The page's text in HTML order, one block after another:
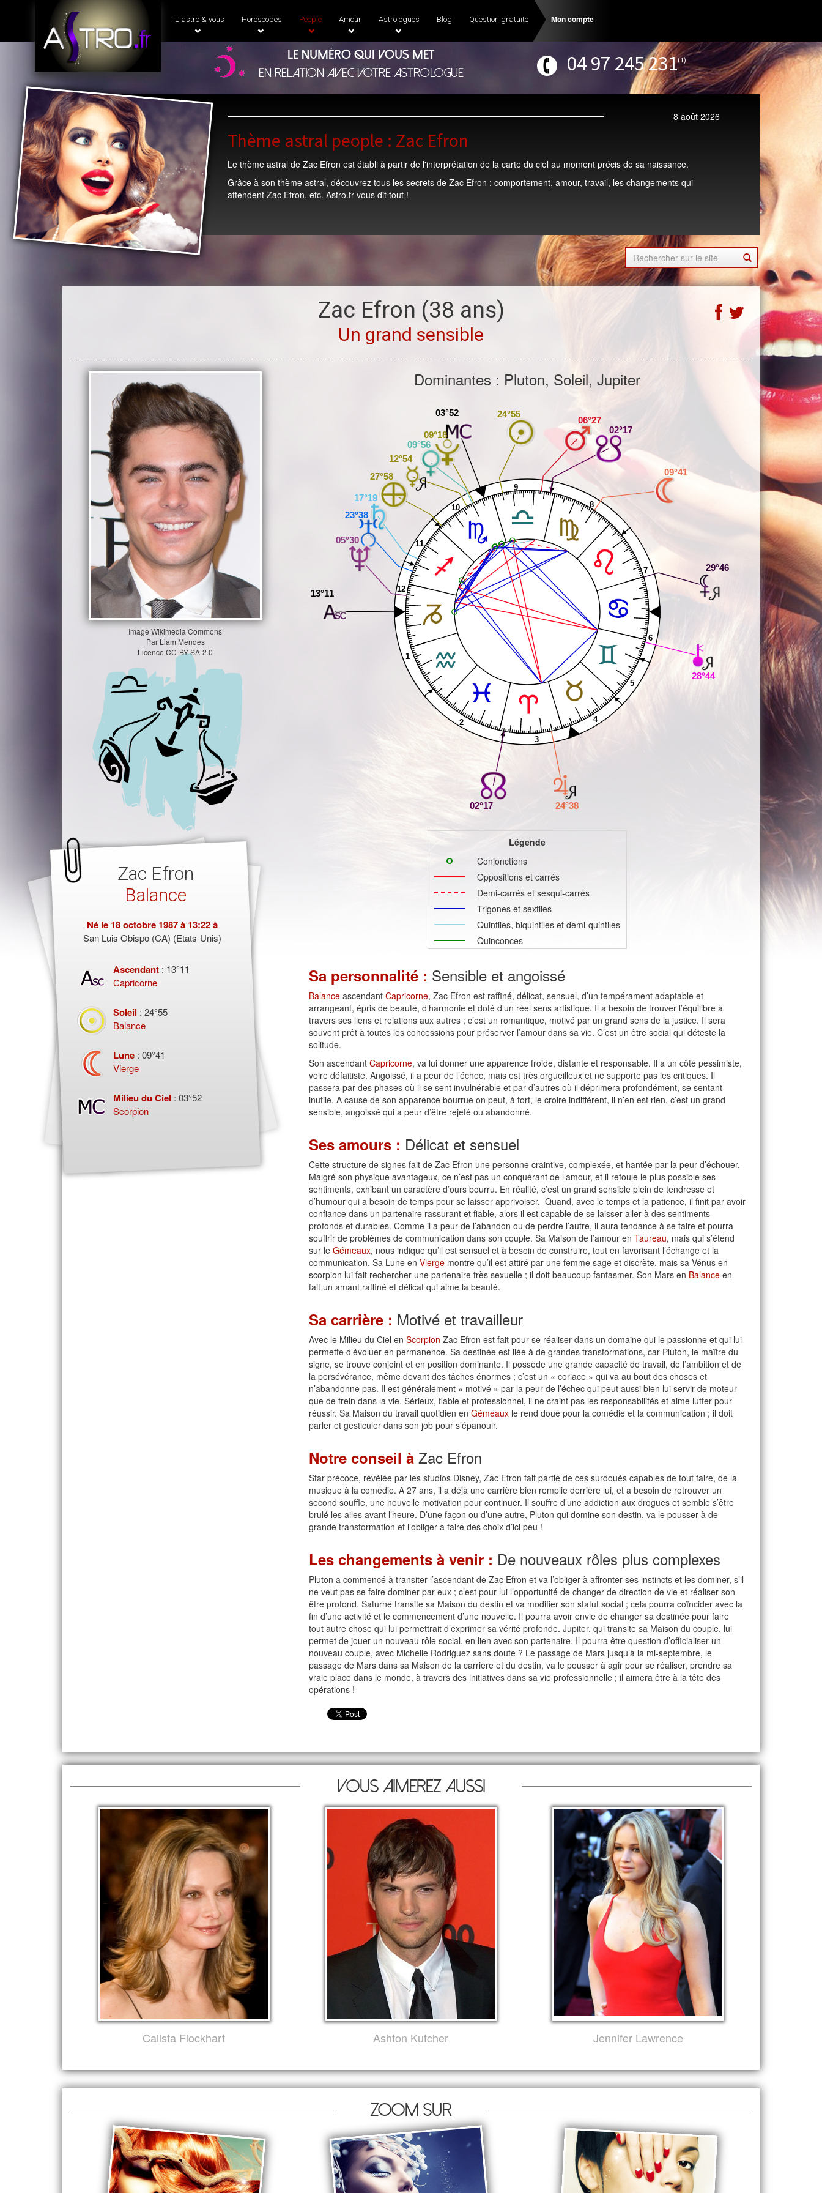
L'astro & vous Horoscopes People Amour Astrologues Blog Question gratuite Mon compte
Le numéro qui vous met
en relation avec votre astrologue
04 97 245 231(1)
8 août 2026
Thème astral people : Zac Efron
Le thème astral de Zac Efron est établi à partir de l'interprétation de la carte du ciel au moment précis de sa naissance.
Grâce à son thème astral, découvrez tous les secrets de Zac Efron : comportement, amour, travail, les changements qui
attendent Zac Efron, etc. Astro.fr vous dit tout !
Zac Efron (38 ans)
Un grand sensible
Image Wikimedia Commons
Par Liam Mendes
Licence CC-BY-SA-2.0
Zac Efron
Balance
Né le 18 octobre 1987à 13:22 à
San Luis Obispo (CA) (Etats-Unis)
Ascendant : 13°11
Capricorne
Soleil : 24°55
Balance
Lune : 09°41
Vierge
Milieu du Ciel : 03°52
Scorpion
Dominantes : Pluton, Soleil, Jupiter
1
2
3
4
5
6
7
8
9
10
11
12
13°11
02°17 24°38
28°44
29°46
09°41
02°17
06°27
24°55
03°52
09°18
09°56
12°54
27°58
17°19
23°38
05°30
Légende
Conjonctions
Oppositions et carrés
Demi-carrés et sesqui-carrés
Trigones et sextiles
Quintiles, biquintiles et demi-quintiles
Quinconces
Sa personnalité : Sensible et angoissé
Balanceascendant Capricorne, Zac Efron est raffiné, délicat, sensuel, d’un tempérament adaptable et
arrangeant, épris de beauté, d’harmonie et doté d’un réel sens artistique. Il a besoin de trouver l’équilibre à
travers ses liens et relations aux autres ; c’est un romantique, motivé par un grand sens de la justice. Il sera
souvent prêt à toutes les concessions pour préserver l’amour dans sa vie. C’est un être social qui déteste la
solitude.
Son ascendant Capricorne, va lui donner une apparence froide, distante et responsable. Il a un côté pessimiste,
voire défaitiste. Angoissé, il a peur de l’échec, mais est très orgueilleux et ne supporte pas les critiques. Il
passera par des phases où il se sent invulnérable et par d’autres où il déprimera profondément, se sentant
inutile. A cause de son apparence bourrue on peut, à tort, le croire indifférent, il n’en est rien, c’est un grand
sensible, angoissé qui a peur d’être rejeté ou abandonné.
Ses amours : Délicat et sensuel
Cette structure de signes fait de Zac Efron une personne craintive, complexée, et hantée par la peur d’échouer.
Malgré son physique avantageux, ce n’est pas un conquérant de l’amour, et il refoule le plus possible ses
sentiments, exhibant un caractère d’ours bourru. En réalité, c’est un grand sensible plein de tendresse et
d’humour qui a besoin de temps pour se laisser apprivoiser. Quand, avec le temps et la patience, il finit par avoir
confiance dans un partenaire rassurant et fiable, alors il est capable de se laisser aller à des sentiments
profonds et durables. Comme il a peur de l’abandon ou de perdre l’autre, il aura tendance à se taire et pourra
souffrir de problèmes de communication dans son couple. Sa Maison de l’amour en Taureau, mais qui s’étend
sur le Gémeaux, nous indique qu’il est sensuel et à besoin de construire, tout en favorisant l’échange et la
communication. Sa Lune en Viergemontre qu’il est attiré par une femme sage et discrète, mais sa Vénus en
scorpion lui fait rechercher une partenaire très sexuelle ; il doit beaucoup fantasmer. Son Mars en Balanceen
fait un amant raffiné et délicat qui aime la beauté.
Sa carrière : Motivé et travailleur
Avec le Milieu du Ciel en Scorpion Zac Efron est fait pour se réaliser dans un domaine qui le passionne et qui lui
permette d’évoluer en permanence. Sa destinée est liée à de grandes transformations, car Pluton, le maître du
signe, se trouve conjoint et en position dominante. Il possède une grande capacité de travail, de l’ambition et de
la persévérance, même devant des tâches énormes ; c’est un « coriace » qui va au bout des choses et
n’abandonne pas. Il est généralement « motivé » par la peur de l’échec qui peut aussi bien lui servir de moteur
que de frein dans la vie. Sérieux, fiable et professionnel, il ne craint pas les responsabilités et aime lutter pour
réussir. Sa Maison du travail quotidien en Gémeauxle rend doué pour la comédie et la communication ; il doit
parler et gesticuler dans son job pour s’épanouir.
Notre conseil àZac Efron
Star précoce, révélée par les studios Disney, Zac Efron fait partie de ces surdoués capables de tout faire, de la
musique à la comédie. A 27 ans, il a déjà une carrière bien remplie derrière lui, et a besoin de retrouver un
second souffle, une nouvelle motivation pour continuer. Il souffre d’une addiction aux drogues et semble s’être
brulé les ailes avant l’heure. D’une façon ou d’une autre, Pluton qui domine son destin, va le pousser à de
grande transformation et l’obliger à faire des choix d’ici peu !
Les changements à venir : De nouveaux rôles plus complexes
Pluton a commencé à transiter l’ascendant de Zac Efron et va l’obliger à affronter ses instincts et les dominer, s’il
ne veut pas se faire dominer par eux ; c’est pour lui l’opportunité de changer de direction de vie et réaliser son
être profond. Saturne transite sa Maison du destin et va modifier son statut social ; cela pourra coïncider avec la
fin d’une activité et le commencement d’une nouvelle. Il pourra avoir envie de changer sa destinée pour faire
tout autre chose qui lui permettrait d’exprimer sa vérité profonde. Jupiter, qui transite sa Maison du couple, lui
permet de jouer un nouveau rôle social, en lien avec son partenaire. Il pourra être question d’officialiser un
nouveau couple, avec Michelle Rodriguez sans doute ? Le passage de Mars jusqu’à la mi-septembre, le
passage de Mars dans sa Maison de la carrière et du destin, va le pousser à agir pour se réaliser, prendre sa
vraie place dans le monde, à travers des initiatives dans sa vie professionnelle ; il aimera être à la tête des
opérations !
Vous aimerez aussi
Calista Flockhart Ashton Kutcher Jennifer Lawrence
Zoom sur